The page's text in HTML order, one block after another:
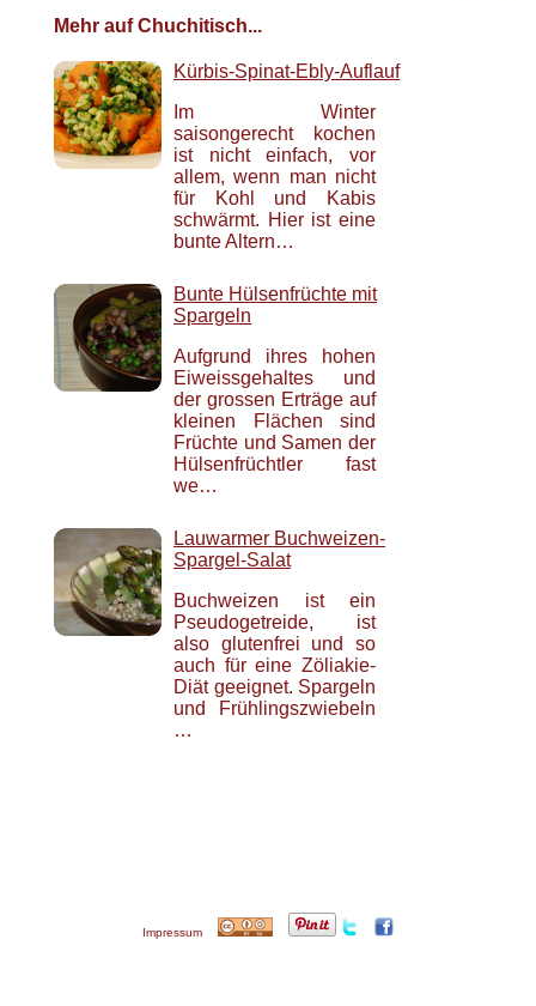
Mehr auf Chuchitisch...
Kürbis-Spinat-Ebly-Auflauf
Im Winter
saisongerecht kochen
ist nicht einfach, vor
allem, wenn man nicht
für Kohl und Kabis
schwärmt. Hier ist eine
bunte Altern…
Bunte Hülsenfrüchte mit
Spargeln
Aufgrund ihres hohen
Eiweissgehaltes und
der grossen Erträge auf
kleinen Flächen sind
Früchte und Samen der
Hülsenfrüchtler fast
we…
Lauwarmer Buchweizen-
Spargel-Salat
Buchweizen ist ein
Pseudogetreide, ist
also glutenfrei und so
auch für eine Zöliakie-
Diät geeignet. Spargeln
und Frühlingszwiebeln
…
Impressum